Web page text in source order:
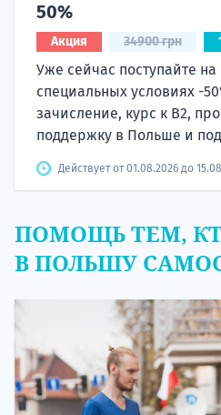
50%
Акция 34900 грн
Уже сейчас поступайте на
специальных условиях -
зачисление, курс к B2,
поддержку в Польше и
Действует от 01.08.2026 до
ПОМОЩЬ ТЕМ,
В ПОЛЬШУ